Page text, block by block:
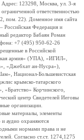
Адрес: 123298, Москва, ул. 3-я
ответственностью
пом. 22). Доменное имя сайта
Российская Федерация и
редактор Бабаян Роман
+7 (495) 950-62-26
в Российской
армия» (УПА), «ИГИЛ»,
«Джебхат ан-Нусра»),
Национал-Большевистская
крымско-татарского
Корчинского,
центр Свидетелей Иеговы
организации.
материалы, элементы
и аудио охраняются
нормами права и не
Согласно ст.ст. 1274,1275